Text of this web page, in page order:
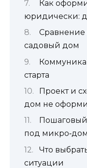
Как
юридически:
Сравнение
садовый дом
старта
Проект и
дом не
под микро‑дом
Что
ситуации